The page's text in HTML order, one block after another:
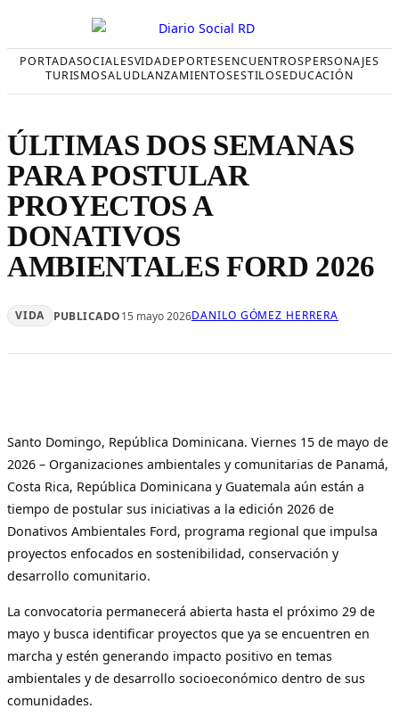
contenido
PORTADASOCIALESVIDADEPORTESENCUENTROSPERSONAJES
TURISMOSALUDLANZAMIENTOSESTILOSEDUCACIÓN
ÚLTIMAS DOS SEMANAS
PARA POSTULAR
PROYECTOS A
DONATIVOS
AMBIENTALES FORD 2026
VIDA PUBLICADO15 mayo 2026DANILO GÓMEZ HERRERA
Santo Domingo, República Dominicana. Viernes 15 de mayo de
2026 – Organizaciones ambientales y comunitarias de Panamá,
Costa Rica, República Dominicana y Guatemala aún están a
tiempo de postular sus iniciativas a la edición 2026 de
Donativos Ambientales Ford, programa regional que impulsa
proyectos enfocados en sostenibilidad, conservación y
desarrollo comunitario.
La convocatoria permanecerá abierta hasta el próximo 29 de
mayo y busca identificar proyectos que ya se encuentren en
marcha y estén generando impacto positivo en temas
ambientales y de desarrollo socioeconómico dentro de sus
comunidades.